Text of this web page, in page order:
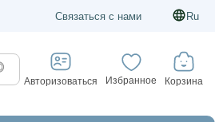
Связаться с нами Ru
Авторизоваться Избранное Корзина